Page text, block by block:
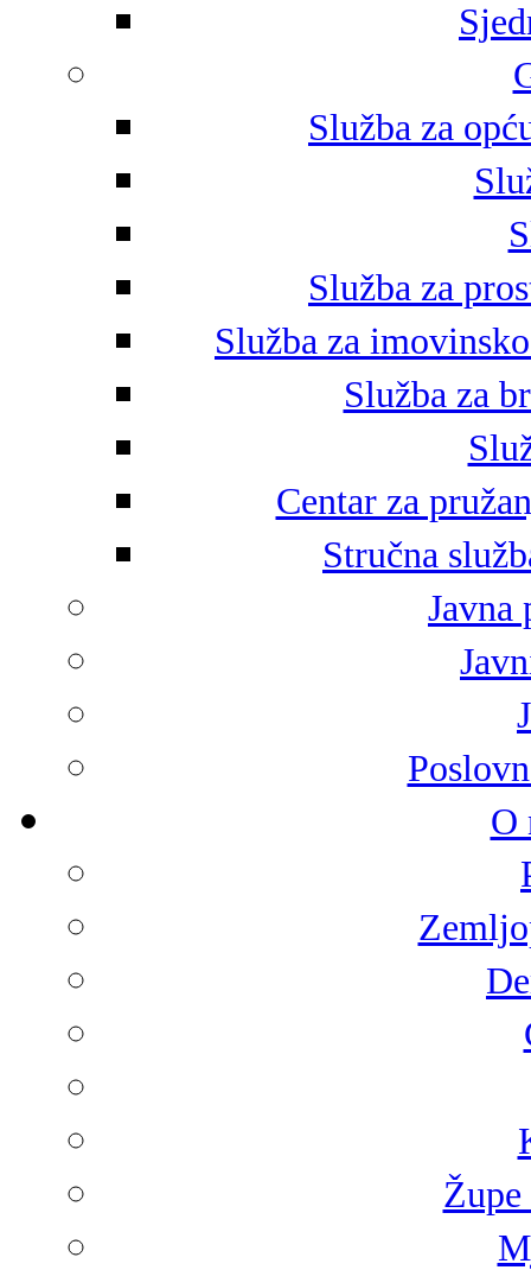
Služba za
Služba za
Služba za
Služba za
Centar za
Stručna
Javna
O